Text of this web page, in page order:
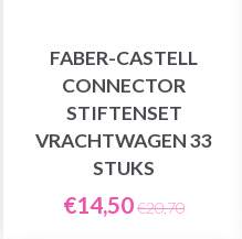
FABER-CASTELL
CONNECTOR
STIFTENSET
VRACHTWAGEN 33
STUKS
€14,50€20,70